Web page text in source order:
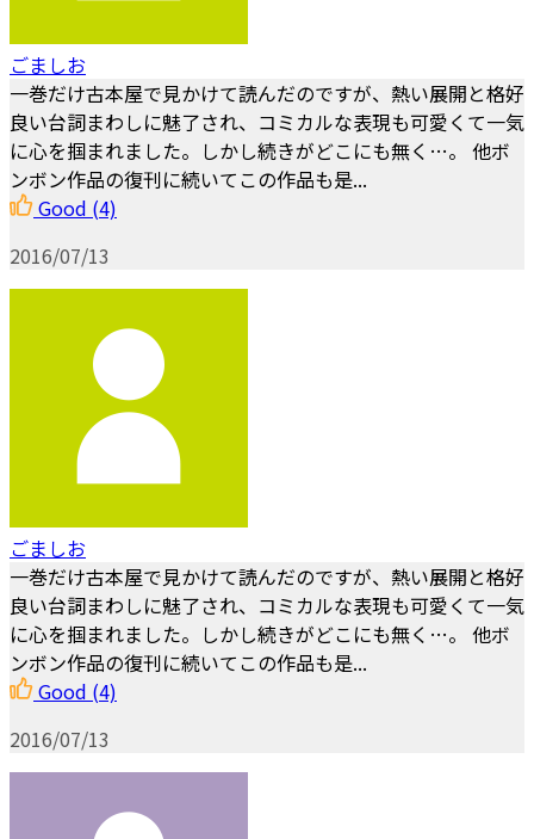
ごましお
一巻だけ古本屋で見かけて読んだのですが、熱い展開と格好
良い台詞まわしに魅了され、コミカルな表現も可愛くて一気
に心を掴まれました。しかし続きがどこにも無く…。 他ボ
ンボン作品の復刊に続いてこの作品も是...
Good (4)
2016/07/13
ごましお
一巻だけ古本屋で見かけて読んだのですが、熱い展開と格好
良い台詞まわしに魅了され、コミカルな表現も可愛くて一気
に心を掴まれました。しかし続きがどこにも無く…。 他ボ
ンボン作品の復刊に続いてこの作品も是...
Good (4)
2016/07/13